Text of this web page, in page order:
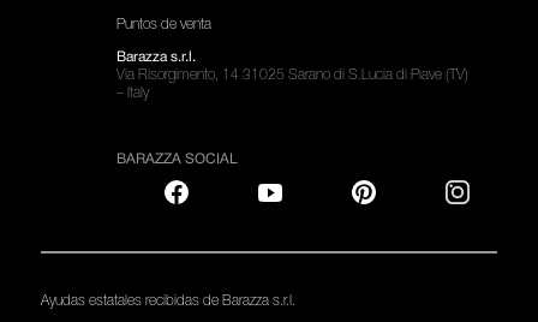
Puntos de venta
Barazza s.r.l.
Via Risorgimento, 14 31025 Sarano di S.Lucia di Piave (TV)
– Italy
BARAZZA SOCIAL
Ayudas estatales recibidas de Barazza s.r.l.